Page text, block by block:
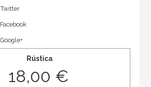
Rústica
18,00 €